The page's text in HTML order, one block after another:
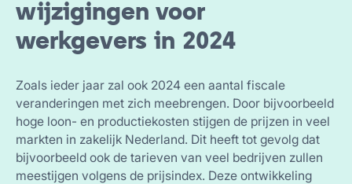
wijzigingen voor
werkgevers in 2024
Zoals ieder jaar zal ook 2024 een aantal fiscale
veranderingen met zich meebrengen. Door bijvoorbeeld
hoge loon- en productiekosten stijgen de prijzen in veel
markten in zakelijk Nederland. Dit heeft tot gevolg dat
bijvoorbeeld ook de tarieven van veel bedrijven zullen
meestijgen volgens de prijsindex. Deze ontwikkeling